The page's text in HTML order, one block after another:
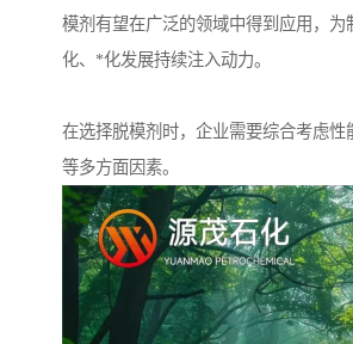
模剂有望在广泛的领域中得到应用，为
化、*化发展持续注入动力。
在选择脱模剂时，企业需要综合考虑性
等多方面因素。